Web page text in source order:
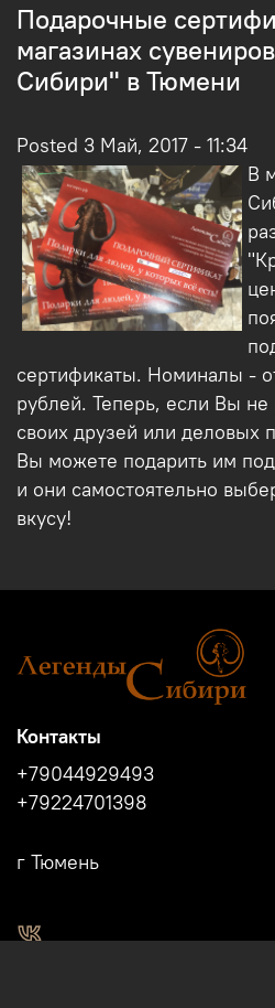
Подарочные
магазинах
Сибири" в Тюмени
Posted 3 Май, 2017 - 11:34
В
сертификаты. Номиналы -
рублей. Теперь, если Вы
своих друзей или деловых
Вы можете подарить им
и они самостоятельно
вкусу!
Контакты
+79044929493
+79224701398
г Тюмень